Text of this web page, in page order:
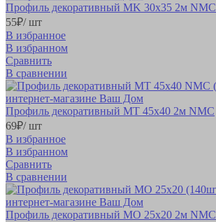
Профиль декоративный MK 30х35 2м NMC
55₽/ шт
В избранное
В избранном
Сравнить
В сравнении
Профиль декоративный MT 45х40 2м NMC
69₽/ шт
В избранное
В избранном
Сравнить
В сравнении
Профиль декоративный MO 25х20 2м NMC